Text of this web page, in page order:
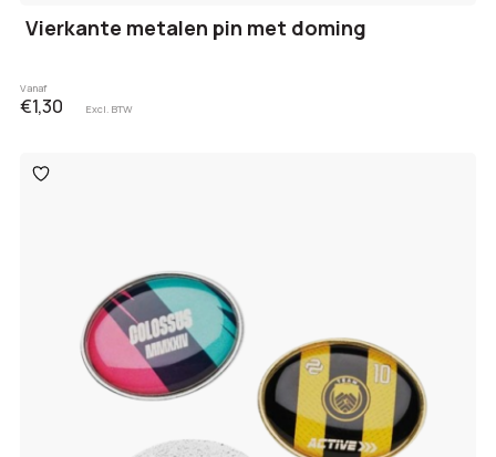
Vierkante metalen pin met doming
Vanaf
€1,30 Excl. BTW
Toevoegen
aan